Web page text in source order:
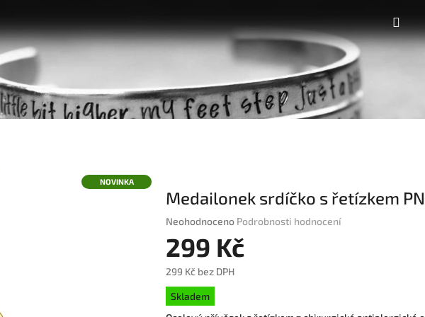
NOVINKA
Medailonek srdíčko s řetízkem
Průměrné
produktu
0,0
5
Neohodnoceno Podrobnosti hodnocení
299 Kč
299 Kč bez DPH
Měrná
cena:
Skladem